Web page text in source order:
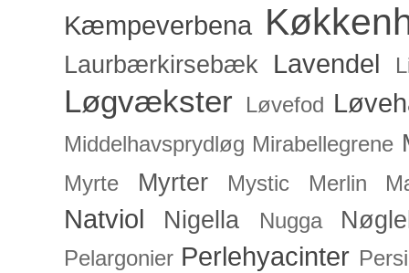
Kæmpeverbena
Laurbærkirsebæk Lavendel
Løgvækster Løvefod
Middelhavsprydløg Mirabellegrene
Myrte Myrter Mystic Merlin
Natviol Nigella Nugga
Pelargonier Perlehyacinter